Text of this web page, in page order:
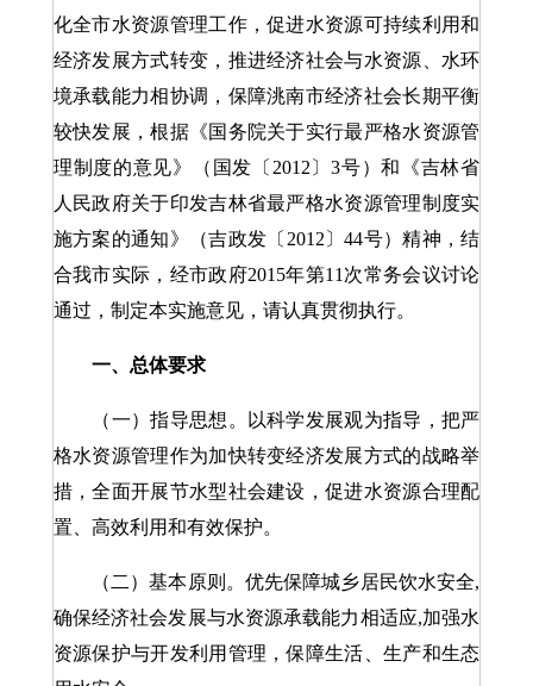
化全市水资源管理工作，促进水资源可持续利用和
经济发展方式转变，推进经济社会与水资源、水环
境承载能力相协调，保障洮南市经济社会长期平衡
较快发展，根据《国务院关于实行最严格水资源管
理制度的意见》（国发〔2012〕3号）和《吉林省
人民政府关于印发吉林省最严格水资源管理制度实
施方案的通知》（吉政发〔2012〕44号）精神，结
合我市实际，经市政府2015年第11次常务会议讨论
通过，制定本实施意见，请认真贯彻执行。
一、总体要求
（一）指导思想。以科学发展观为指导，把严
格水资源管理作为加快转变经济发展方式的战略举
措，全面开展节水型社会建设，促进水资源合理配
置、高效利用和有效保护。
（二）基本原则。优先保障城乡居民饮水安全,
确保经济社会发展与水资源承载能力相适应,加强水
资源保护与开发利用管理，保障生活、生产和生态